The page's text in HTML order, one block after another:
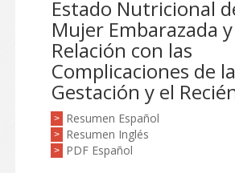
Estado Nutricional
Mujer Embarazada
Relación con las
Complicaciones de la
Gestación y el
> Resumen Español
> Resumen Inglés
> PDF Español